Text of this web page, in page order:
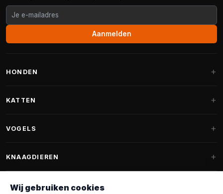
Aanmelden
HONDEN
Fantail hondenmanden
Hondenspeelgoed
KATTEN
Krabpalen voor Maine Coon
VOGELS
Vogelvoer binnenvogels
Voederhuisjes
KNAAGDIEREN
Wij gebruiken cookies